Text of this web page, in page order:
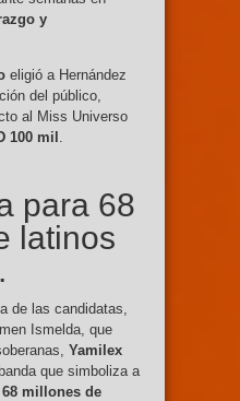
y
eligió a Hernández
del público,
al Miss Universo
100 mil
para 68
latinos
de las candidatas,
Ismelda, que
Yamilex
que simboliza a
68 millones de